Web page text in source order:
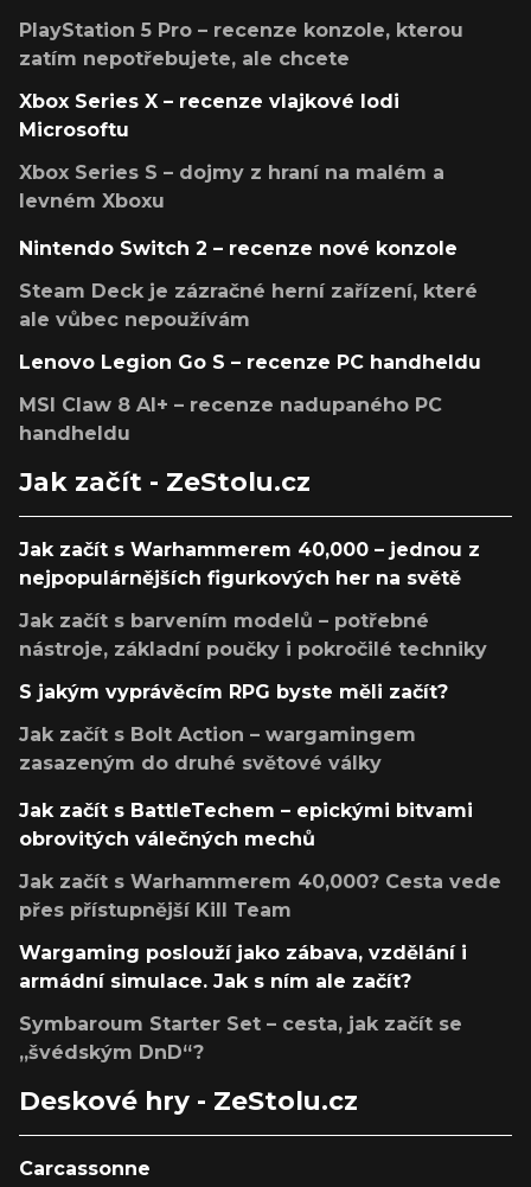
PlayStation 5 Pro – recenze konzole, kterou
zatím nepotřebujete, ale chcete
Xbox Series X – recenze vlajkové lodi
Microsoftu
Xbox Series S – dojmy z hraní na malém a
levném Xboxu
Nintendo Switch 2 – recenze nové konzole
Steam Deck je zázračné herní zařízení, které
ale vůbec nepoužívám
Lenovo Legion Go S – recenze PC handheldu
MSI Claw 8 AI+ – recenze nadupaného PC
handheldu
Jak začít - ZeStolu.cz
Jak začít s Warhammerem 40,000 – jednou z
nejpopulárnějších figurkových her na světě
Jak začít s barvením modelů – potřebné
nástroje, základní poučky i pokročilé techniky
S jakým vyprávěcím RPG byste měli začít?
Jak začít s Bolt Action – wargamingem
zasazeným do druhé světové války
Jak začít s BattleTechem – epickými bitvami
obrovitých válečných mechů
Jak začít s Warhammerem 40,000? Cesta vede
přes přístupnější Kill Team
Wargaming poslouží jako zábava, vzdělání i
armádní simulace. Jak s ním ale začít?
Symbaroum Starter Set – cesta, jak začít se
„švédským DnD“?
Deskové hry - ZeStolu.cz
Carcassonne